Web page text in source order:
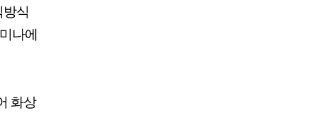
식
나에
화상